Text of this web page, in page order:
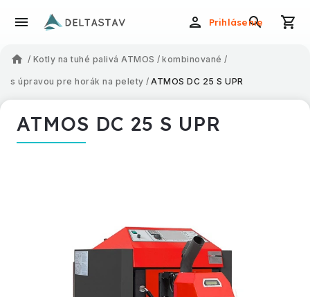
Prihlásenie
/ Kotly na tuhé palivá ATMOS / kombinované /
s úpravou pre horák na pelety / ATMOS DC 25 S UPR
ATMOS DC 25 S UPR